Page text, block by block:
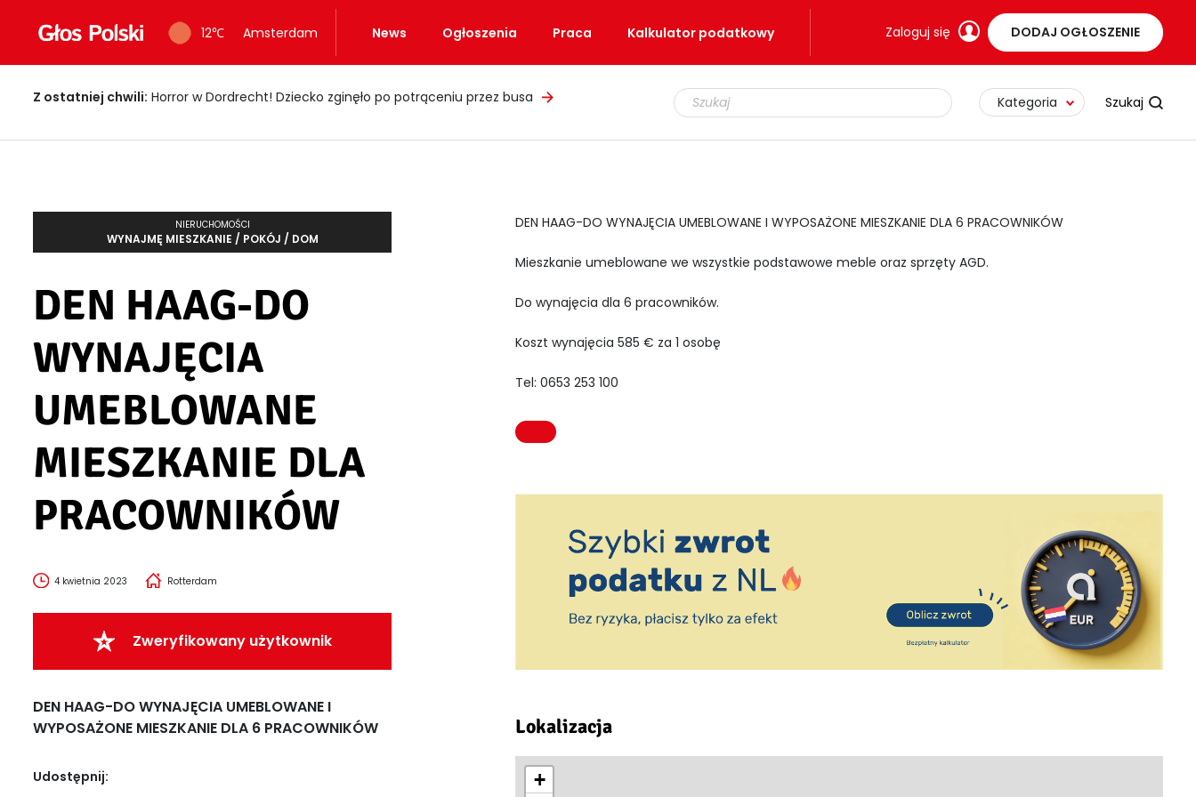
12℃ Amsterdam News Ogłoszenia Praca Kalkulator podatkowy Zaloguj się DODAJ OGŁOSZENIE
Z ostatniej chwili: Horror w Dordrecht! Dziecko zginęło po potrąceniu przez busa Kategoria
NIERUCHOMOŚCI
WYNAJMĘ MIESZKANIE / POKÓJ / DOM
DEN HAAG-DO
WYNAJĘCIA
UMEBLOWANE
MIESZKANIE DLA
PRACOWNIKÓW
4 kwietnia 2023 Rotterdam
Zweryfikowany użytkownik
DEN HAAG-DO WYNAJĘCIA UMEBLOWANE I
WYPOSAŻONE MIESZKANIE DLA 6 PRACOWNIKÓW
Udostępnij:
DEN HAAG-DO WYNAJĘCIA UMEBLOWANE I WYPOSAŻONE MIESZKANIE DLA 6 PRACOWNIKÓW
Mieszkanie umeblowane we wszystkie podstawowe meble oraz sprzęty AGD.
Do wynajęcia dla 6 pracowników.
Koszt wynajęcia 585 € za 1 osobę
Tel: 0653 253 100
Lokalizacja
+